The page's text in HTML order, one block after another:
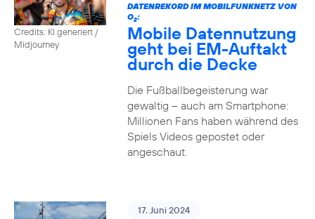
Credits: KI generiert /
Midjourney
DATENREKORD IM MOBILFUNKNETZ VON
O2:
Mobile Datennutzung
geht bei EM-Auftakt
durch die Decke
Die Fußballbegeisterung war
gewaltig – auch am Smartphone:
Millionen Fans haben während des
Spiels Videos gepostet oder
angeschaut.
17. Juni 2024